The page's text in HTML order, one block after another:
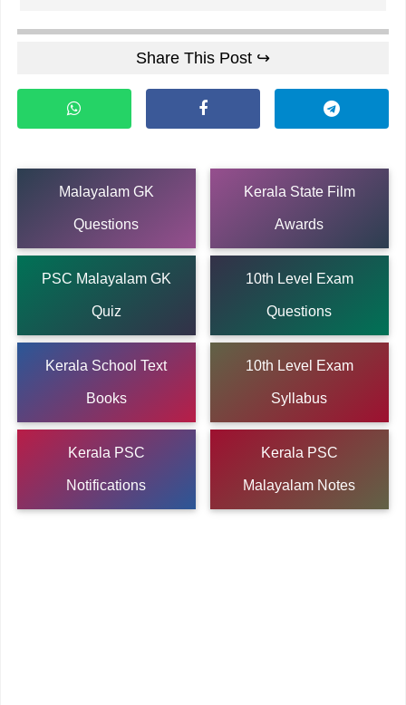
Share This Post ↪
Malayalam GK
Questions
Kerala State Film
Awards
PSC Malayalam GK
Quiz
10th Level Exam
Questions
Kerala School Text
Books
10th Level Exam
Syllabus
Kerala PSC
Notifications
Kerala PSC
Malayalam Notes